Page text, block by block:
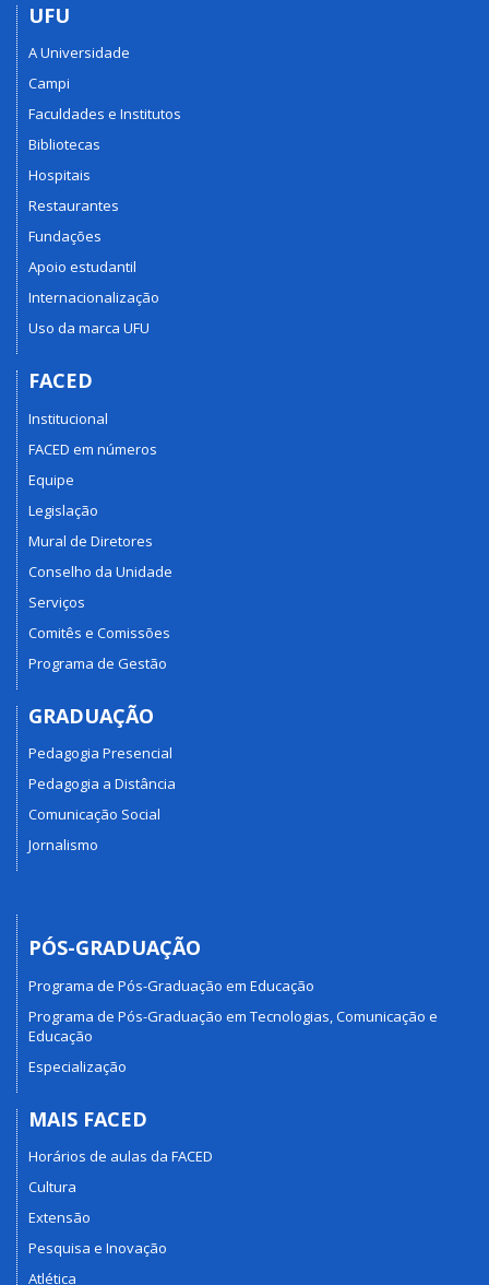
UFU
A Universidade
Campi
Faculdades e Institutos
Bibliotecas
Hospitais
Restaurantes
Fundações
Apoio estudantil
Internacionalização
Uso da marca UFU
FACED
Institucional
FACED em números
Equipe
Legislação
Mural de Diretores
Conselho da Unidade
Serviços
Comitês e Comissões
Programa de Gestão
GRADUAÇÃO
Pedagogia Presencial
Pedagogia a Distância
Comunicação Social
Jornalismo
PÓS-GRADUAÇÃO
Programa de Pós-Graduação em Educação
Programa de Pós-Graduação em Tecnologias, Comunicação e
Educação
Especialização
MAIS FACED
Horários de aulas da FACED
Cultura
Extensão
Pesquisa e Inovação
Atlética